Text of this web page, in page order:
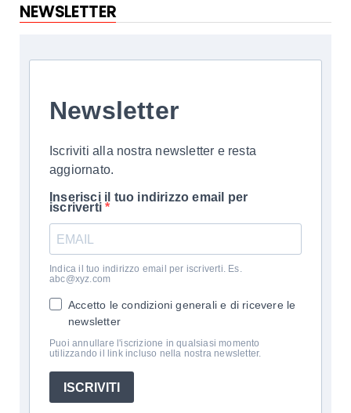
NEWSLETTER
Newsletter
Iscriviti alla nostra newsletter e resta
aggiornato.
Inserisci il tuo indirizzo email per
iscriverti
Indica il tuo indirizzo email per iscriverti. Es.
abc@xyz.com
Accetto le condizioni generali e di ricevere le
newsletter
Puoi annullare l'iscrizione in qualsiasi momento
utilizzando il link incluso nella nostra newsletter.
ISCRIVITI